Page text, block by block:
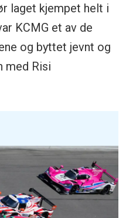
laget kjempet helt i
KCMG et av de
og byttet jevnt og
med Risi